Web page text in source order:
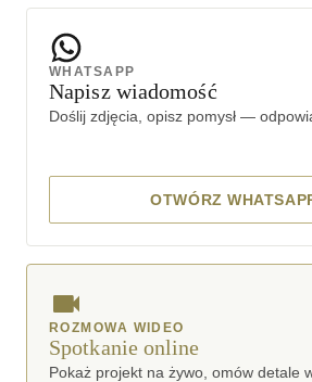
WHATSAPP
Napisz wiadomość
Doślij zdjęcia, opisz pomysł —
OTWÓRZ
ROZMOWA WIDEO
Spotkanie online
Pokaż projekt na żywo, omów detale